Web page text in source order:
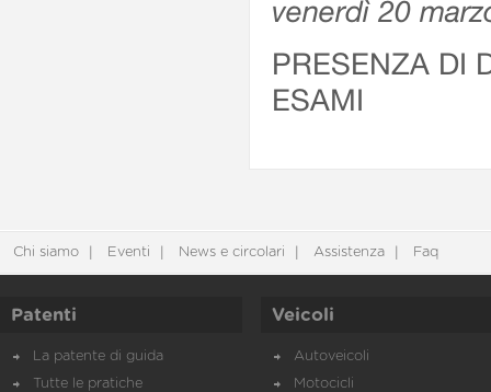
venerdì 20
PRESENZA DI
ESAMI
Chi siamo Eventi News e circolari Assistenza Faq
Patenti
La patente di guida
Tutte le pratiche
Veicoli
Autoveicoli
Motocicli